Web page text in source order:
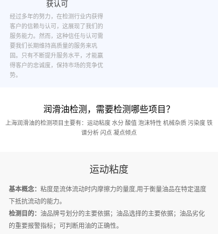
获认可
经过多年的努力，在检测行业内获得
客户的信赖与认可，这展现了我们的
服务能力。然而，这种信任与认可需
要我们长期维持高质量的服务来巩
固。只有不断提升服务水平，才能赢
得客户的忠诚度，保持市场的竞争优
势。
润滑油检测，需要检测哪些项目？
上海润滑油的检测项目主要有：运动粘度 水分 酸值 泡沫特性 机械杂质 污染度 铁
谱分析 闪点 凝点倾点
运动粘度
基本概念： 粘度是流体流动时内摩擦力的量度,用于衡量油品在特定温度
下抵抗流动的能力。
检测目的： 油品牌号划分的主要依据；油品选择的主要依据；油品劣化
的重要报警指标；可判断用油的正确性。